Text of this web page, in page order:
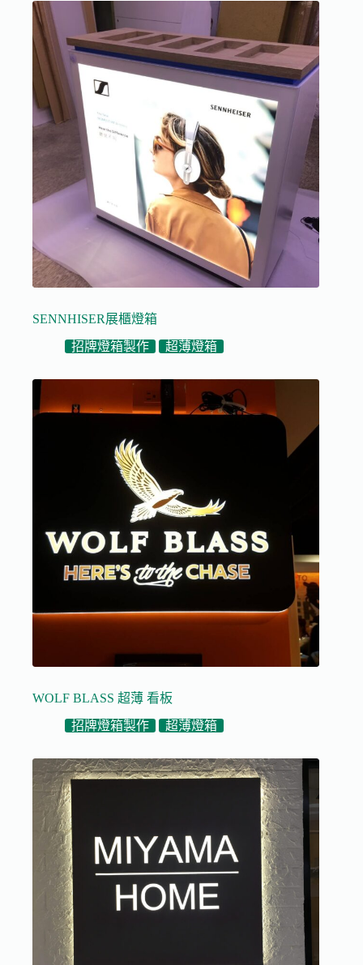
SENNHISER展櫃燈箱
招牌燈箱製作
超薄燈箱
WOLF BLASS 超薄 看板
招牌燈箱製作
超薄燈箱